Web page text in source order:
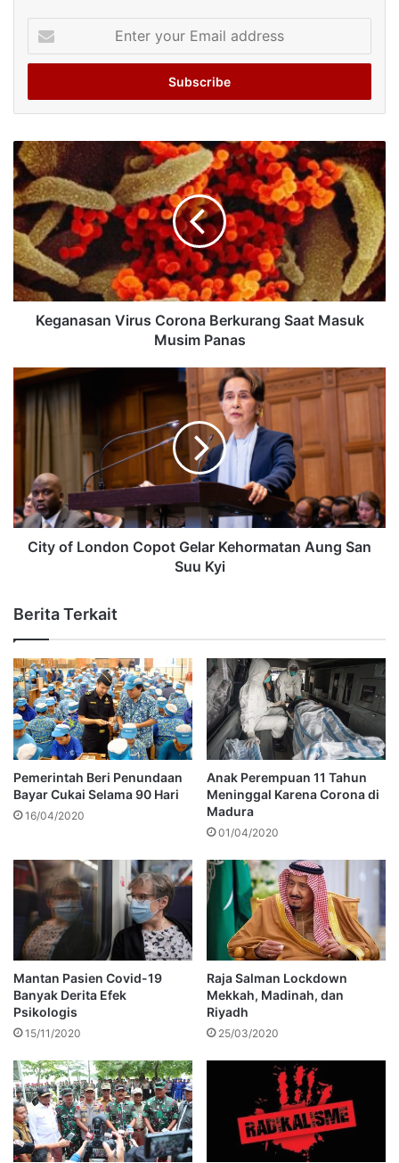
your
Email
Keganasan Virus Corona Berkurang Saat Masuk
Musim Panas
City of London Copot Gelar Kehormatan Aung San
Suu Kyi
Berita Terkait
Pemerintah Beri Penundaan
Bayar Cukai Selama 90 Hari
16/04/2020
Anak Perempuan 11 Tahun
Meninggal Karena Corona di
Madura
01/04/2020
Mantan Pasien Covid-19
Banyak Derita Efek
Psikologis
15/11/2020
Raja Salman Lockdown
Mekkah, Madinah, dan
Riyadh
25/03/2020